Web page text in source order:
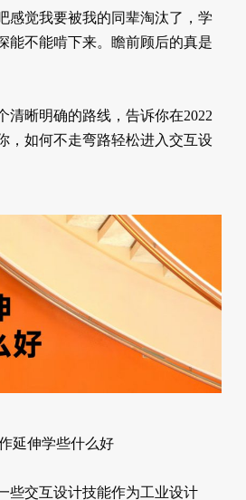
感觉我要被我的同辈淘汰了，学
能不能啃下来。瞻前顾后的真是
清晰明确的路线，告诉你在2022
，如何不走弯路轻松进入交互设
延伸学些什么好
些交互设计技能作为工业设计